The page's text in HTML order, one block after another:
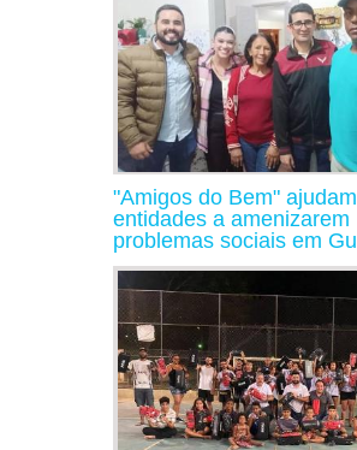
"Amigos do Bem" ajudam
entidades a amenizarem
problemas sociais em